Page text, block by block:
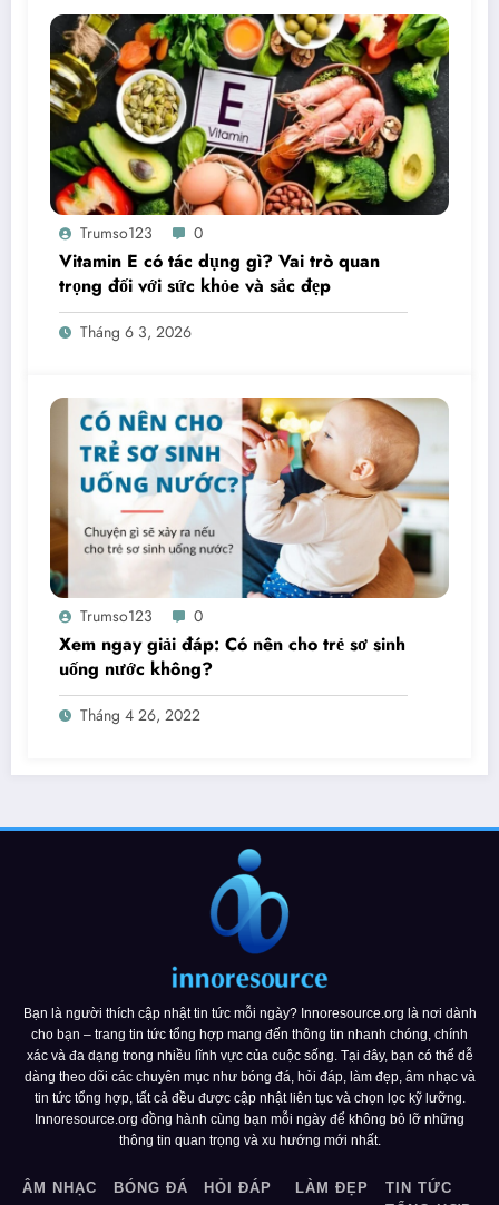
Trumso123 0
Vitamin E có tác dụng gì? Vai trò quan
trọng đối với sức khỏe và sắc đẹp
Tháng 6 3, 2026
Trumso123 0
Xem ngay giải đáp: Có nên cho trẻ sơ sinh
uống nước không?
Tháng 4 26, 2022
Bạn là người thích cập nhật tin tức mỗi ngày? Innoresource.org là nơi dành
cho bạn – trang tin tức tổng hợp mang đến thông tin nhanh chóng, chính
xác và đa dạng trong nhiều lĩnh vực của cuộc sống. Tại đây, bạn có thể dễ
dàng theo dõi các chuyên mục như bóng đá, hỏi đáp, làm đẹp, âm nhạc và
tin tức tổng hợp, tất cả đều được cập nhật liên tục và chọn lọc kỹ lưỡng.
Innoresource.org đồng hành cùng bạn mỗi ngày để không bỏ lỡ những
thông tin quan trọng và xu hướng mới nhất.
ÂM NHẠC BÓNG ĐÁ HỎI ĐÁP LÀM ĐẸP
TIN TỨC